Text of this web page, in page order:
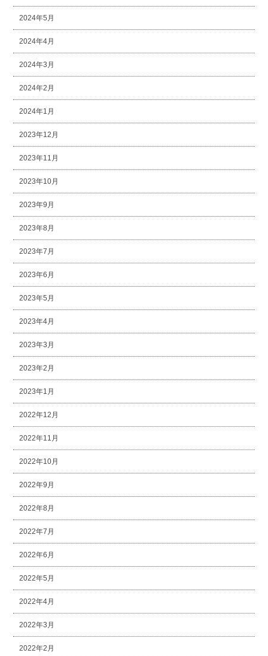
2024年5月
2024年4月
2024年3月
2024年2月
2024年1月
2023年12月
2023年11月
2023年10月
2023年9月
2023年8月
2023年7月
2023年6月
2023年5月
2023年4月
2023年3月
2023年2月
2023年1月
2022年12月
2022年11月
2022年10月
2022年9月
2022年8月
2022年7月
2022年6月
2022年5月
2022年4月
2022年3月
2022年2月